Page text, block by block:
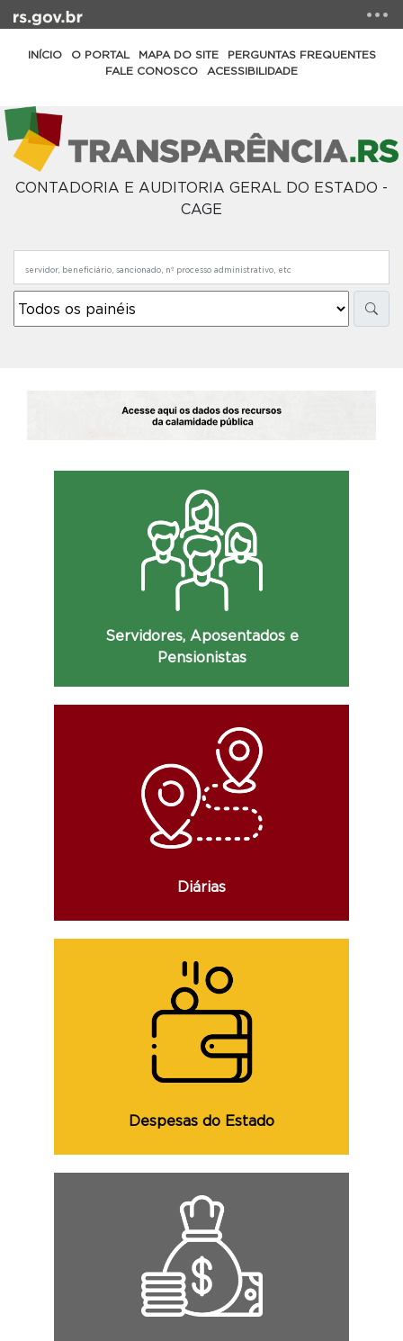
INÍCIO O PORTAL MAPA DO SITE
PERGUNTAS FREQUENTES
FALE CONOSCO
ACESSIBILIDADE
CONTADORIA E AUDITORIA GERAL DO ESTADO -
CAGE
Servidores, Aposentados e
Pensionistas
Consulte a relação nominal dos servidores,
remuneração, cargos, lotações, data de
ingresso e demais informações.
Diárias
Consulte as diárias dos servidores, com
detalhes do valor recebido, motivo do
afastamento, local de destino e demais
informações.
Despesas do Estado
detalhes da sua execução e identificação
Consulte as receitas do Estado, com
detalhamento de sua categoria econômica,
origem, espécie, desdobramento e demais
informações.